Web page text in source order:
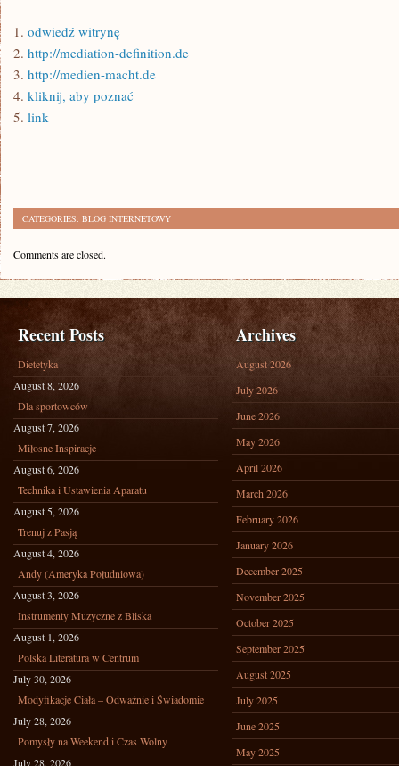
———————————
1. odwiedź witrynę
2. http://mediation-definition.de
3. http://medien-macht.de
4. kliknij, aby poznać
5. link
CATEGORIES: BLOG INTERNETOWY
Comments are closed.
Recent Posts
Dietetyka
August 8, 2026
Dla sportowców
August 7, 2026
Miłosne Inspiracje
August 6, 2026
Technika i Ustawienia Aparatu
August 5, 2026
Trenuj z Pasją
August 4, 2026
Andy (Ameryka Południowa)
August 3, 2026
Instrumenty Muzyczne z Bliska
August 1, 2026
Polska Literatura w Centrum
July 30, 2026
Modyfikacje Ciała – Odważnie i Świadomie
July 28, 2026
Pomysły na Weekend i Czas Wolny
July 28, 2026
Archives
August 2026
July 2026
June 2026
May 2026
April 2026
March 2026
February 2026
January 2026
December 2025
November 2025
October 2025
September 2025
August 2025
July 2025
June 2025
May 2025